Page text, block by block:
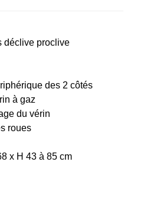
déclive proclive
des 2 côtés
à gaz
du vérin
roues
x H 43 à 85 cm